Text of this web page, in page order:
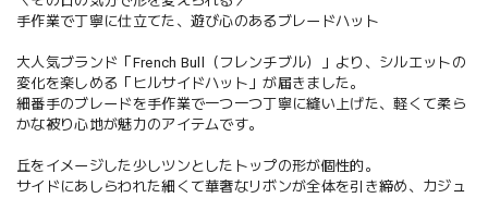
手作業で丁寧に仕立てた、遊び心のあるブレードハット
大人気ブランド「French Bull（フレンチブル）」より、シルエットの
変化を楽しめる「ヒルサイドハット」が届きました。
細番手のブレードを手作業で一つ一つ丁寧に縫い上げた、軽くて柔ら
かな被り心地が魅力のアイテムです。
丘をイメージした少しツンとしたトップの形が個性的。
サイドにあしらわれた細くて華奢なリボンが全体を引き締め、カジュ